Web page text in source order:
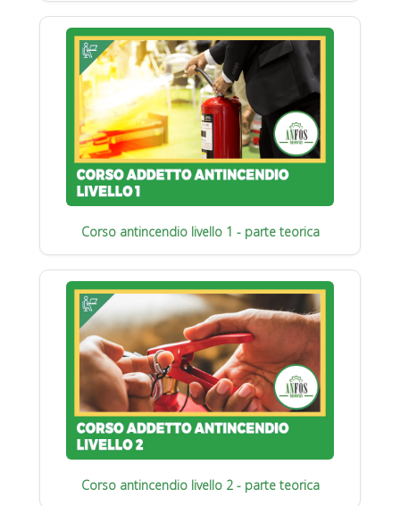
Corso antincendio livello 1 - parte teorica
Corso antincendio livello 2 - parte teorica